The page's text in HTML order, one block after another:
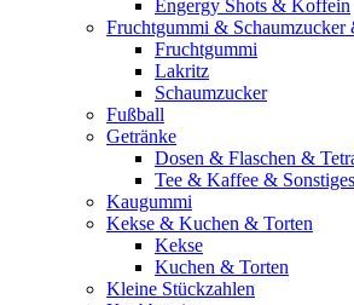
Engergy Shots & Koffein
Fruchtgummi &
Fruchtgummi
Lakritz
Schaumzucker
Fußball
Getränke
Dosen & Flaschen &
Tee & Kaffee & Sonstiges
Kaugummi
Kekse & Kuchen & Torten
Kekse
Kuchen & Torten
Kleine Stückzahlen